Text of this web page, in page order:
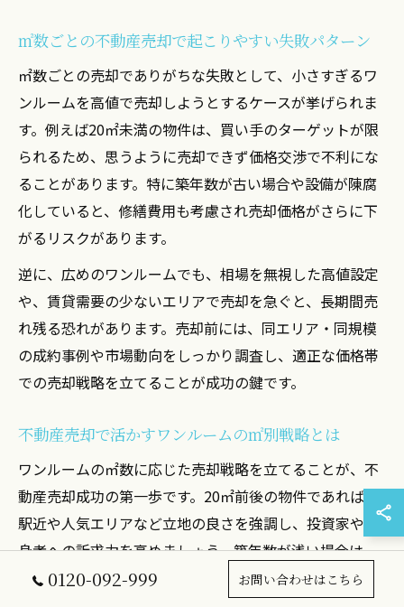
㎡数ごとの不動産売却で起こりやすい失敗パターン
㎡数ごとの売却でありがちな失敗として、小さすぎるワ
ンルームを高値で売却しようとするケースが挙げられま
す。例えば20㎡未満の物件は、買い手のターゲットが限
られるため、思うように売却できず価格交渉で不利にな
ることがあります。特に築年数が古い場合や設備が陳腐
化していると、修繕費用も考慮され売却価格がさらに下
がるリスクがあります。
逆に、広めのワンルームでも、相場を無視した高値設定
や、賃貸需要の少ないエリアで売却を急ぐと、長期間売
れ残る恐れがあります。売却前には、同エリア・同規模
の成約事例や市場動向をしっかり調査し、適正な価格帯
での売却戦略を立てることが成功の鍵です。
不動産売却で活かすワンルームの㎡別戦略とは
ワンルームの㎡数に応じた売却戦略を立てることが、不
動産売却成功の第一歩です。20㎡前後の物件であれば、
駅近や人気エリアなど立地の良さを強調し、投資家や単
身者への訴求力を高めましょう。築年数が浅い場合は、
最新設備や高い入居率をアピールするのも有効です。
0120-092-999 お問い合わせはこちら